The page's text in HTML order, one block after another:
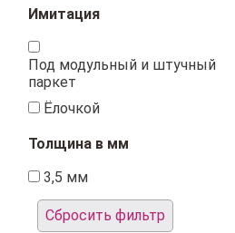
Имитация
Под модульный и штучный
паркет
Ёлочкой
Толщина в мм
3,5 мм
Сбросить фильтр